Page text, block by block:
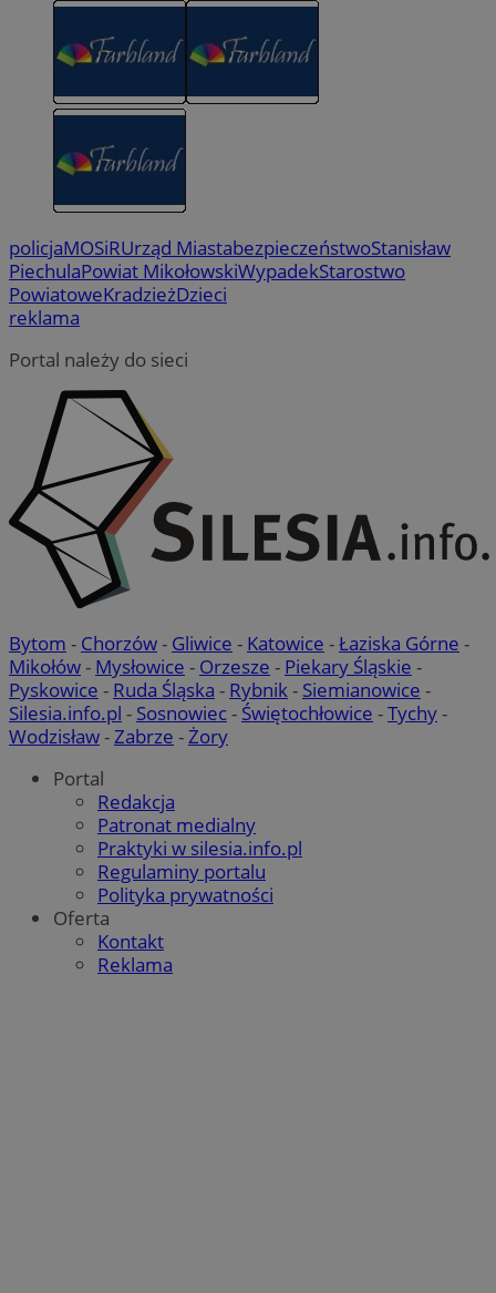
policjaMOSiRUrząd MiastabezpieczeństwoStanisław
PiechulaPowiat MikołowskiWypadekStarostwo
PowiatoweKradzieżDzieci
reklama
Portal należy do sieci
Bytom - Chorzów- Gliwice - Katowice -Łaziska Górne -
Mikołów- Mysłowice - Orzesze - Piekary Śląskie -
Pyskowice - Ruda Śląska - Rybnik- Siemianowice -
Silesia.info.pl - Sosnowiec- Świętochłowice -Tychy-
Wodzisław-Zabrze -Żory
Portal
Redakcja
Patronat medialny
Praktyki w silesia.info.pl
Regulaminy portalu
Polityka prywatności
Oferta
Kontakt
Reklama